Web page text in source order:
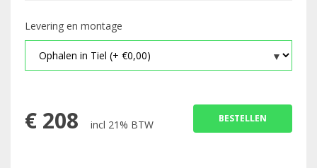
Levering en montage
€ 208 incl 21% BTW BESTELLEN